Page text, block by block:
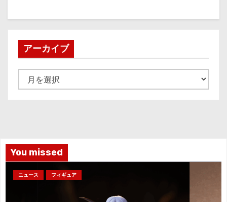
アーカイブ
ー
You missed
ニュース フィギュア